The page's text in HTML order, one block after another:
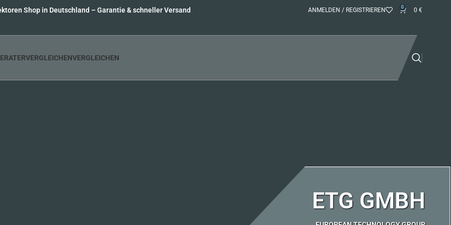
Shop in Deutschland – Garantie & schneller Versand ANMELDEN / REGISTRIEREN 0 0 €
VERGLEICHENVERGLEICHEN
ETG GMBH